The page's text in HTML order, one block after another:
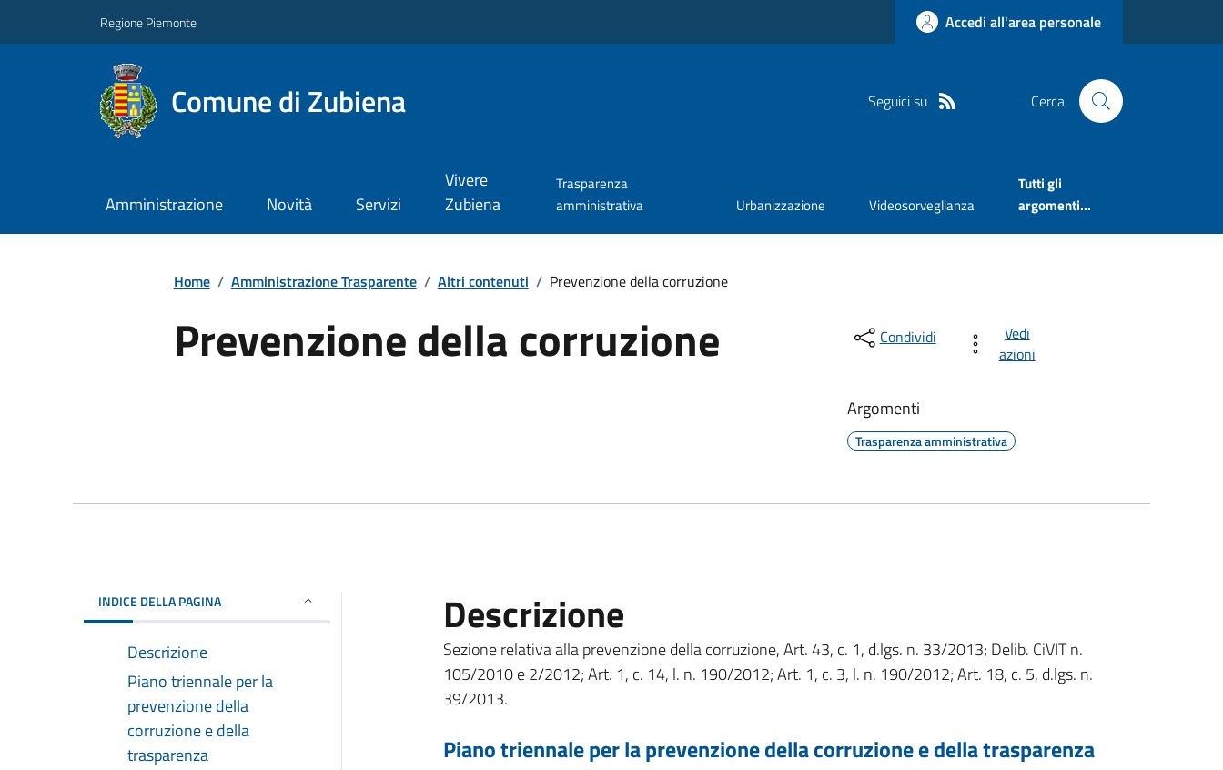
Regione Piemonte Accedi all'area personale
Comune di Zubiena Seguici su Cerca
Amministrazione Novità Servizi
Vivere
Zubiena
Trasparenza
amministrativa
Urbanizzazione Videosorveglianza
Tutti gli
argomenti...
Home / Amministrazione Trasparente / Altri contenuti / Prevenzione della corruzione
Prevenzione della corruzione Condividi
Vedi
azioni
Argomenti
Trasparenza amministrativa
INDICE DELLA PAGINA
Descrizione
Piano triennale per la
prevenzione della
corruzione e della
trasparenza
Descrizione
Sezione relativa alla prevenzione della corruzione, Art. 43, c. 1, d.lgs. n. 33/2013; Delib. CiVIT n.
105/2010 e 2/2012; Art. 1, c. 14, l. n. 190/2012; Art. 1, c. 3, l. n. 190/2012; Art. 18, c. 5, d.lgs. n.
39/2013.
Piano triennale per la prevenzione della corruzione e della trasparenza